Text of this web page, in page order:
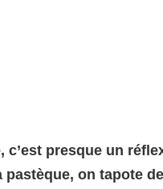
c’est presque un
pastèque, on tapote